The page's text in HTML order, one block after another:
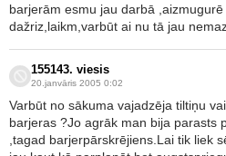
barjerām esmu jau darbā
dažriz,laikm,varbūt ai nu tā jau
155143. viesis
20.janvāris 2005 0:02
Varbūt no sākuma vajadzēja tiltiņu
barjeras ?Jo agrāk man bija parasts
,tagad barjerpārskrējiens.Lai tik liek